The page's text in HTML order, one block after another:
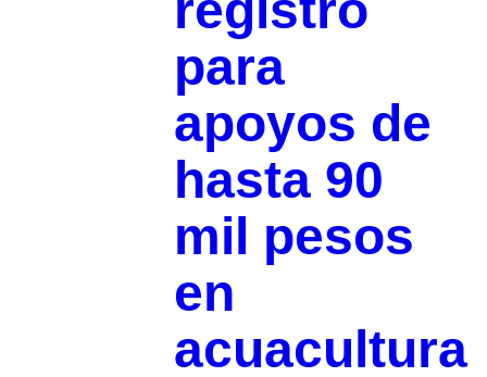
para
apoyos de
hasta 90
mil pesos
en
acuacultura